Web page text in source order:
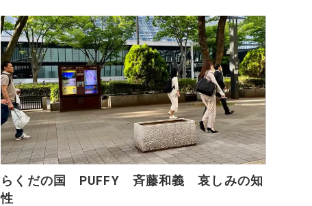
らくだの国 PUFFY 斉藤和義 哀しみの知
性